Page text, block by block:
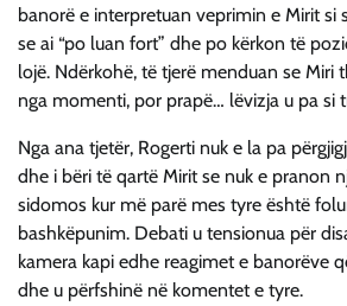
banorë e interpretuan veprimin e Mirit si
se ai “po luan fort” dhe po kërkon të
lojë. Ndërkohë, të tjerë menduan se Miri
nga momenti, por prapë… lëvizja u pa si
Nga ana tjetër, Rogerti nuk e la pa
dhe i bëri të qartë Mirit se nuk e pranon
sidomos kur më parë mes tyre është
bashkëpunim. Debati u tensionua për
kamera kapi edhe reagimet e banorëve
dhe u përfshinë në komentet e tyre.